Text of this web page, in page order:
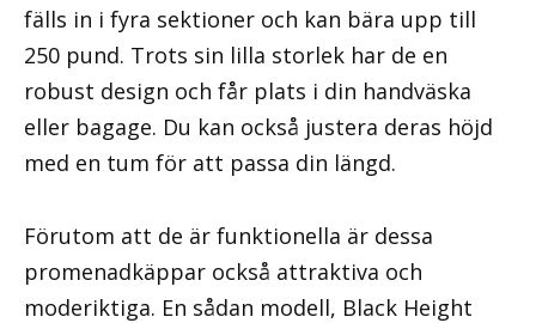
fälls in i fyra sektioner och kan bära upp till
250 pund. Trots sin lilla storlek har de en
robust design och får plats i din handväska
eller bagage. Du kan också justera deras höjd
med en tum för att passa din längd.
Förutom att de är funktionella är dessa
promenadkäppar också attraktiva och
moderiktiga. En sådan modell, Black Height